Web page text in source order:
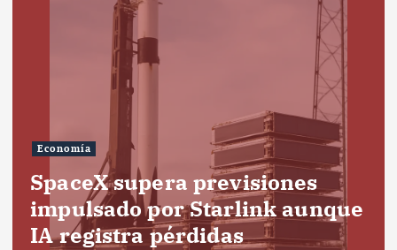
Economía
SpaceX supera previsiones
impulsado por Starlink aunque
IA registra pérdidas